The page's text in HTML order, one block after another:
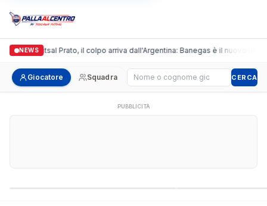
NEWS
Futsal Prato, il colpo arriva dall'Argentina: Banegas è il nuovo leader
Giocatore Squadra Cerca giocatore CERCA
PUBBLICITÀ